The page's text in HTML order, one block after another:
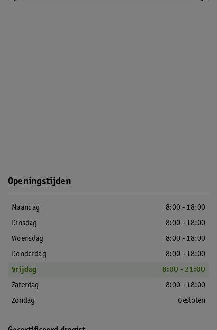
Openingstijden
Maandag
8:00 - 18:00
Dinsdag
8:00 - 18:00
Woensdag
8:00 - 18:00
Donderdag
8:00 - 18:00
Vrijdag
8:00 - 21:00
Zaterdag
8:00 - 18:00
Zondag
Gesloten